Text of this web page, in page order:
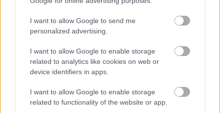
I want to allow Google to send me
personalized advertising.
I want to allow Google to enable storage
related to analytics like cookies on web or
device identifiers in apps.
I want to allow Google to enable storage
related to functionality of the website or app.
szinten. nem ígérem, hogy hamar megoldást
találunk, mert NEM RAJTAM MÚLIK, de dolgozunk
rajta, és minden egyes ilyen komment segít abban.
hogy próbáljam előrébb tolni a szerkeret valamiféle
kompromisszum irányába.
zooltek